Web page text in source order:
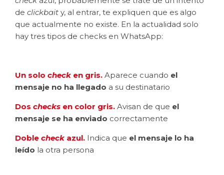
de clickbait y, al entrar, te expliquen que es algo
que actualmente no existe. En la actualidad solo
hay tres tipos de checks en WhatsApp:
Un solo checken gris. Aparece cuando el
mensaje no ha llegado a su destinatario
Dos checks en color gris. Avisan de que el
mensaje se ha enviado correctamente
Doble checkazul. Indica que el mensaje lo ha
leído la otra persona